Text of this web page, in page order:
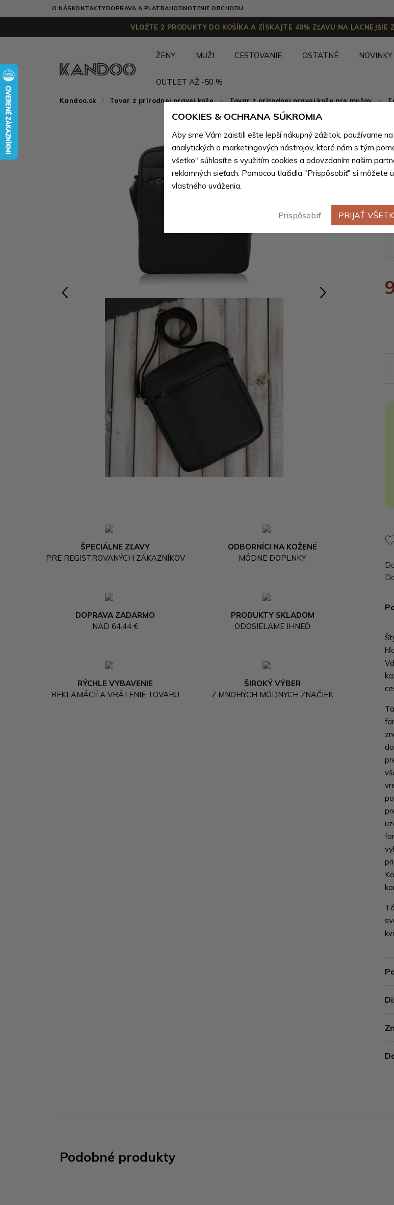
O NÁSKONTAKTYDOPRAVA A PLATBAHODNOTENIE OBCHODU
VLOŽTE 2 PRODUKTY DO KOŠÍKA A ZÍSKAJTE 40% ZĽAVU NA LACNEJŠIE
ŽENY MUŽI CESTOVANIE OSTATNÉ NOVINKY
OUTLET AŽ -50 %
Kandoo.sk Tovar z prírodnej pravej kože > Tovar z prírodnej pravej kože pre mužov >
Novinka
ŠPECIÁLNE ZĽAVY
PRE REGISTROVANÝCH ZÁKAZNÍKOV
ODBORNÍCI NA KOŽENÉ
MÓDNE DOPLNKY
DOPRAVA ZADARMO
NAD 64.44 €
PRODUKTY SKLADOM
ODOSIELAME IHNEĎ
RÝCHLE VYBAVENIE
REKLAMÁCIÍ A VRÁTENIE TOVARU
ŠIROKÝ VÝBER
Z MNOHÝCH MÓDNYCH ZNAČIEK
Podobné produkty
COOKIES & OCHRANA SÚKROMIA
Aby sme Vám zaistili ešte lepší nákupný zážitok, používame
analytických a marketingových nástrojov, ktoré nám s tým
všetko" súhlasíte s využitím cookies a odovzdaním našim
reklamných sieťach. Pomocou tlačidla "Prispôsobiť" si môžete
vlastného uváženia.
Prispôsobiť PRIJAŤ